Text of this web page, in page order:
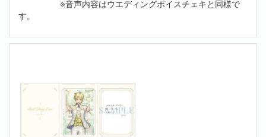
※音声内容はウエディングボイスチェキと同様で
す。